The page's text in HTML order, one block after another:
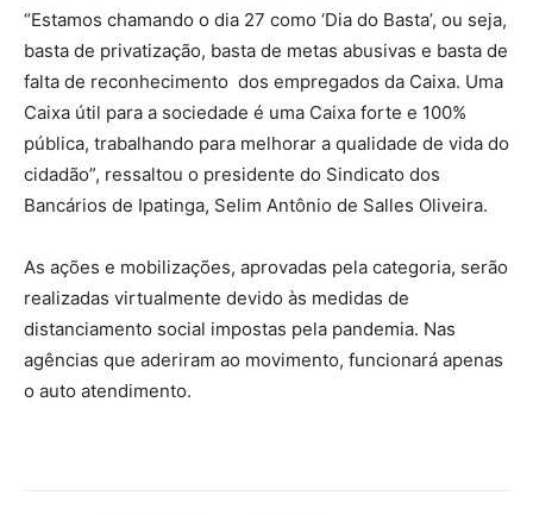
“Estamos chamando o dia 27 como ‘Dia do Basta’, ou seja,
basta de privatização, basta de metas abusivas e basta de
falta de reconhecimento dos empregados da Caixa. Uma
Caixa útil para a sociedade é uma Caixa forte e 100%
pública, trabalhando para melhorar a qualidade de vida do
cidadão”, ressaltou o presidente do Sindicato dos
Bancários de Ipatinga, Selim Antônio de Salles Oliveira.
As ações e mobilizações, aprovadas pela categoria, serão
realizadas virtualmente devido às medidas de
distanciamento social impostas pela pandemia. Nas
agências que aderiram ao movimento, funcionará apenas
o auto atendimento.